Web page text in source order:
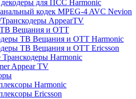
для ПСС Harmonic
кодек MPEG-4 AVC Nevion
AppearTV
ТВ Вещания и ОТТ
ТВ Вещания и ОТТ Harmonic
ТВ Вещания и ОТТ Ericsson
Harmonic
Appear TV
Harmonic
Ericsson